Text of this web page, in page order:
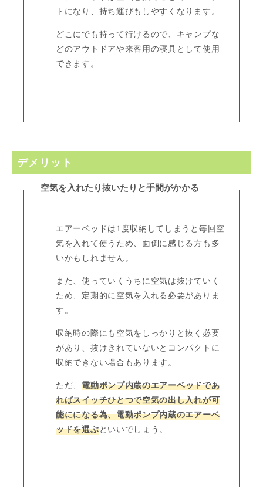
トになり、持ち運びもしやすくなります。
どこにでも持って行けるので、キャンプな
どのアウトドアや来客用の寝具として使用
できます。
デメリット
空気を入れたり抜いたりと手間がかかる
エアーベッドは1度収納してしまうと毎回空
気を入れて使うため、面倒に感じる方も多
いかもしれません。
また、使っていくうちに空気は抜けていく
ため、定期的に空気を入れる必要がありま
す。
収納時の際にも空気をしっかりと抜く必要
があり、抜けきれていないとコンパクトに
収納できない場合もあります。
ただ、電動ポンプ内蔵のエアーベッドであ
ればスイッチひとつで空気の出し入れが可
能にになる為、電動ポンプ内蔵のエアーベ
ッドを選ぶといいでしょう。